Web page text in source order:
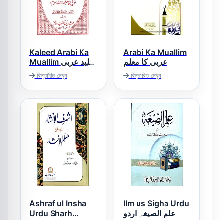
Kaleed Arabi Ka
Muallim کلید عربی
کامعلم
বিস্তারিত দেখুন
Arabi Ka Muallim
عربی کا معلم
বিস্তারিত দেখুন
Ashraf ul Insha
Urdu Sharh
Ilm us Sigha Urdu
علم الصیغہ اردو